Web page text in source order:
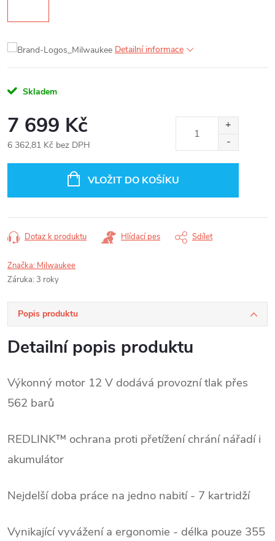
Detailní informace
Skladem
7 699 Kč
6 362,81 Kč bez DPH
VLOŽIT DO KOŠÍKU
Dotaz k produktu Hlídací pes Sdílet
Značka: Milwaukee
Záruka: 3 roky
Popis produktu
Detailní popis produktu
Výkonný motor 12 V dodává provozní tlak přes
562 barů
REDLINK™ ochrana proti přetížení chrání nářadí i
akumulátor
Nejdelší doba práce na jedno nabití - 7 kartridží
Vynikající vyvážení a ergonomie - délka pouze 355